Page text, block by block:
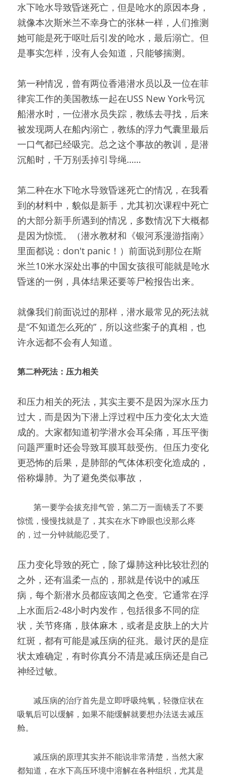
水下呛水导致昏迷死亡，但是呛水的原因本身，
就像本次斯米兰不幸身亡的张林一样，人们推测
她可能是死于呕吐后引发的呛水，最后溺亡。但
是事实怎样，没有人会知道，只能够揣测。
第一种情况，曾有两位香港潜水员以及一位在菲
律宾工作的美国教练一起在USS New York号沉
船潜水时，一位潜水员失踪，教练去寻找，后来
被发现两人在船内溺亡，教练的浮力气囊里最后
一口气都已经吸完。总之这个事故的教训，是潜
沉船时，千万别丢掉引导绳……
第二种在水下呛水导致昏迷死亡的情况，在我看
到的材料中，貌似是新手，尤其初次课程中死亡
的大部分新手所遇到的情况，多数情况下大概都
是因为惊慌。（潜水教材和《银河系漫游指南》
里面都说：don't panic！）前面说到那位在斯
米兰10米水深处出事的中国女孩很可能就是呛水
昏迷的一例，具体结果还要等尸检报告出来。
就像我们前面说过的那样，潜水最常见的死法就
是“不知道怎么死的”，所以这些案子的真相，也
许永远都不会有人知道。
第二种死法：压力相关
和压力相关的死法，其实主要不是因为深水压力
过大，而是因为下潜上浮过程中压力变化太大造
成的。大家都知道初学潜水会耳朵痛，耳压平衡
问题严重时还会导致耳膜耳鼓受伤。但压力变化
更恐怖的后果，是肺部的气体体积变化造成的，
俗称爆肺。为了避免类似事故，
第一要学会拔充排气管，第二万一面镜丢了不要
惊慌，慢慢找就是了，其实在水下睁眼也没那么疼
的，过一分钟就能忍受了。
压力变化导致的死亡，除了爆肺这种比较壮烈的
之外，还有温柔一点的，那就是传说中的减压
病，每个新潜水员都应该闻之色变。它通常在浮
上水面后2-48小时内发作，包括很多不同的症
状，关节疼痛，肢体麻木，或者是皮肤上的大片
红斑，都有可能是减压病的征兆。最讨厌的是症
状太难确定，有时你真分不清是减压病还是自己
神经过敏。
减压病的治疗首先是立即呼吸纯氧，轻微症状在
吸氧后可以缓解，如果不能缓解就要想办法送去减压
舱。
减压病的原理其实并不能说非常清楚，当然大家
都知道，在水下高压环境中溶解在各种组织，尤其是